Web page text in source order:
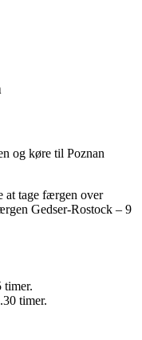
og køre til Poznan
at tage færgen over
Gedser-Rostock – 9
timer.
timer.